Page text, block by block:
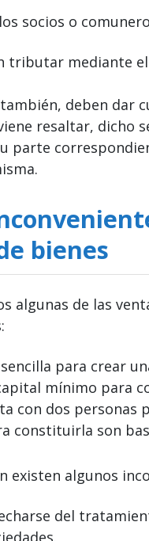
socios o
tributar mediante el
deben dar
resaltar, dicho
parte
bienes
algunas de las
para crear
mínimo para
con dos personas
constituirla son
existen algunos
del